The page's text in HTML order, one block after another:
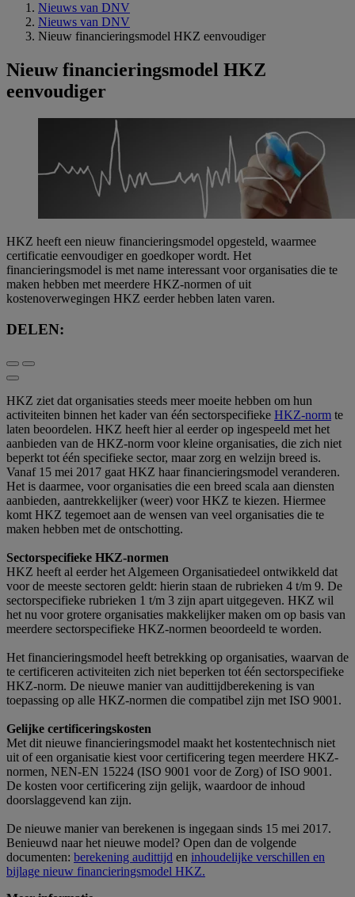
Nieuws van DNV
Nieuws van DNV
Nieuw financieringsmodel HKZ eenvoudiger
Nieuw financieringsmodel HKZ
eenvoudiger
HKZ heeft een nieuw financieringsmodel opgesteld, waarmee
certificatie eenvoudiger en goedkoper wordt. Het
financieringsmodel is met name interessant voor organisaties die te
maken hebben met meerdere HKZ-normen of uit
kostenoverwegingen HKZ eerder hebben laten varen.
DELEN:
HKZ ziet dat organisaties steeds meer moeite hebben om hun
activiteiten binnen het kader van één sectorspecifieke HKZ-norm te
laten beoordelen. HKZ heeft hier al eerder op ingespeeld met het
aanbieden van de HKZ-norm voor kleine organisaties, die zich niet
beperkt tot één specifieke sector, maar zorg en welzijn breed is.
Vanaf 15 mei 2017 gaat HKZ haar financieringsmodel veranderen.
Het is daarmee, voor organisaties die een breed scala aan diensten
aanbieden, aantrekkelijker (weer) voor HKZ te kiezen. Hiermee
komt HKZ tegemoet aan de wensen van veel organisaties die te
maken hebben met de ontschotting.
Sectorspecifieke HKZ-normen
HKZ heeft al eerder het Algemeen Organisatiedeel ontwikkeld dat
voor de meeste sectoren geldt: hierin staan de rubrieken 4 t/m 9. De
sectorspecifieke rubrieken 1 t/m 3 zijn apart uitgegeven. HKZ wil
het nu voor grotere organisaties makkelijker maken om op basis van
meerdere sectorspecifieke HKZ-normen beoordeeld te worden.
Het financieringsmodel heeft betrekking op organisaties, waarvan de
te certificeren activiteiten zich niet beperken tot één sectorspecifieke
HKZ-norm. De nieuwe manier van audittijdberekening is van
toepassing op alle HKZ-normen die compatibel zijn met ISO 9001.
Gelijke certificeringskosten
Met dit nieuwe financieringsmodel maakt het kostentechnisch niet
uit of een organisatie kiest voor certificering tegen meerdere HKZ-
normen, NEN-EN 15224 (ISO 9001 voor de Zorg) of ISO 9001.
De kosten voor certificering zijn gelijk, waardoor de inhoud
doorslaggevend kan zijn.
De nieuwe manier van berekenen is ingegaan sinds 15 mei 2017.
Benieuwd naar het nieuwe model? Open dan de volgende
documenten: berekening audittijd en inhoudelijke verschillen en
bijlage nieuw financieringsmodel HKZ.